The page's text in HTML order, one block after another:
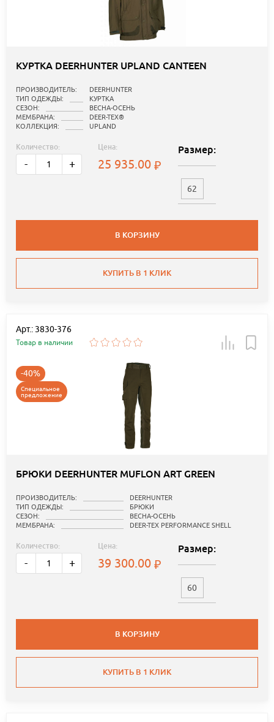
КУРТКА DEERHUNTER UPLAND CANTEEN
ПРОИЗВОДИТЕЛЬ:
DEERHUNTER
ТИП ОДЕЖДЫ:
КУРТКА
СЕЗОН:
ВЕСНА-ОСЕНЬ
МЕМБРАНА:
DEER-TEX®
КОЛЛЕКЦИЯ:
UPLAND
Количество:
- +
Цена:
25 935.00
Размер:
62
В КОРЗИНУ
КУПИТЬ В 1 КЛИК
Арт.: 3830-376
Товар в наличии
-40%
Специальное
предложение
БРЮКИ DEERHUNTER MUFLON ART GREEN
ПРОИЗВОДИТЕЛЬ:
DEERHUNTER
ТИП ОДЕЖДЫ:
БРЮКИ
СЕЗОН:
ВЕСНА-ОСЕНЬ
МЕМБРАНА:
DEER-TEX PERFORMANCE SHELL
Количество:
- +
Цена:
39 300.00
Размер:
60
В КОРЗИНУ
КУПИТЬ В 1 КЛИК